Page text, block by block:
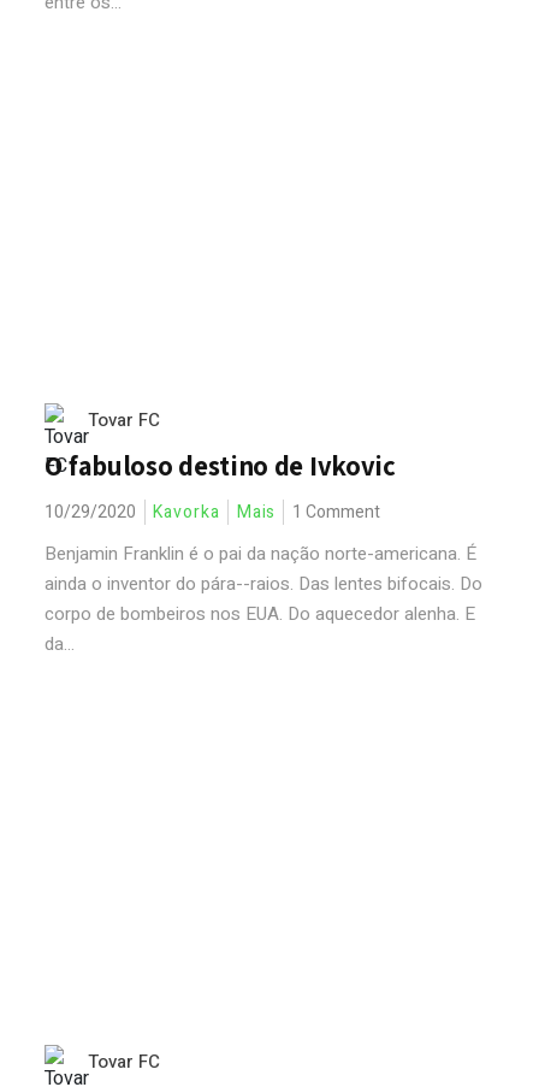
Tovar FC
O fabuloso destino de Ivkovic
10/29/2020 Kavorka Mais 1 Comment
Benjamin Franklin é o pai da nação norte-americana. É
ainda o inventor do pára--raios. Das lentes bifocais. Do
corpo de bombeiros nos EUA. Do aquecedor alenha. E
da...
Tovar FC